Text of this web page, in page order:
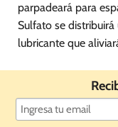
parpadeará para
Sulfato se
lubricante que